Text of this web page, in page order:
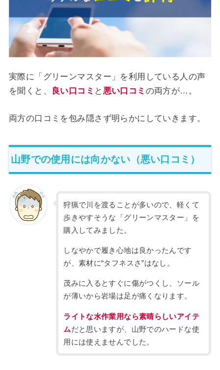
実際に「グリーンマスター」を利用している人の声
を聞くと、
良い口コミ と 悪い口コミ の両方が…。
両方の口コミを包み隠さず明らかにしていきます。
山野での使用には向かない（悪い口コミ）
狩猟で川を渡ることが多いので、軽くて
歩きやすそうな「グリーンマスター」を
購入してみました。
しなやかで履き心地は良かったんです
が、素材に“タフネスさ”はなし。
茂みに入るとすぐに傷がつくし、ソール
が薄いから岩場は足が痛くなります。
ライトな水作業用なら素晴らしいアイテ
ムだと思いますが、山野でのハードな使
用には使えませんでした。